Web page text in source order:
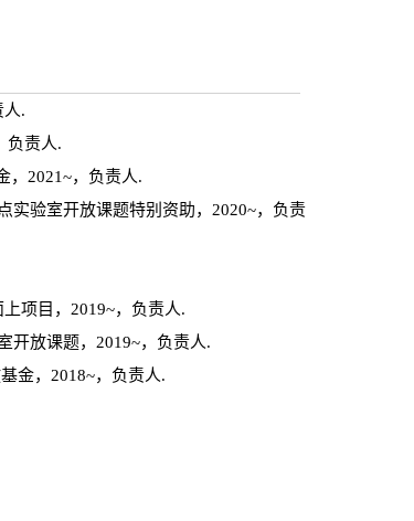
人.
负责人.
，2021~，负责人.
实验室开放课题特别资助，2020~，负责
项目，2019~，负责人.
开放课题，2019~，负责人.
金，2018~，负责人.